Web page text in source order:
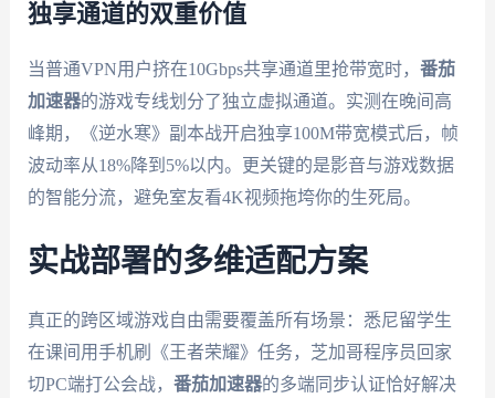
独享通道的双重价值
当普通VPN用户挤在10Gbps共享通道里抢带宽时， 番茄
加速器的游戏专线划分了独立虚拟通道。实测在晚间高
峰期，《逆水寒》副本战开启独享100M带宽模式后，帧
波动率从18%降到5%以内。更关键的是影音与游戏数据
的智能分流，避免室友看4K视频拖垮你的生死局。
实战部署的多维适配方案
真正的跨区域游戏自由需要覆盖所有场景：悉尼留学生
在课间用手机刷《王者荣耀》任务，芝加哥程序员回家
切PC端打公会战， 番茄加速器的多端同步认证恰好解决